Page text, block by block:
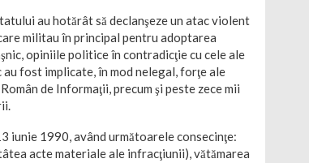
au hotărât să declanşeze un atac violent
militau în principal pentru adoptarea
opiniile politice în contradicţie cu cele ale
fost implicate, în mod nelegal, forţe ale
de Informaţii, precum şi peste zece mii
iunie 1990, având următoarele consecinţe:
acte materiale ale infracţiunii), vătămarea